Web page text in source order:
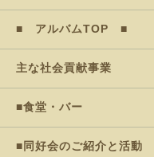
■ アルバムTOP ■
主な社会貢献事業
■食堂・バー
■同好会のご紹介と活動